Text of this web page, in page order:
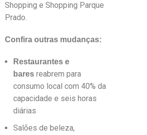
Shopping e Shopping Parque
Prado.
Confira outras mudanças:
Restaurantes e
bares reabrem para
consumo local com 40% da
capacidade e seis horas
diárias
Salões de beleza,